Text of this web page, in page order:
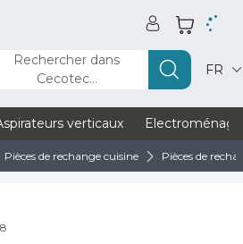
Rechercher dans
Cecotec...
FR
verticaux
Pièces de rechange cuisine Pièces de